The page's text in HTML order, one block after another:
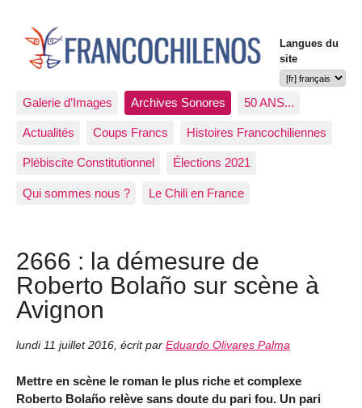
Langues du
site
Galerie d’Images Archives Sonores 50 ANS...
Actualités Coups Francs Histoires Francochiliennes
Plébiscite Constitutionnel Élections 2021
Qui sommes nous ? Le Chili en France
2666 : la démesure de
Roberto Bolaño sur scène à
Avignon
lundi 11 juillet 2016, écrit par Eduardo Olivares Palma
Mettre en scène le roman le plus riche et complexe
Roberto Bolaño relève sans doute du pari fou. Un pari